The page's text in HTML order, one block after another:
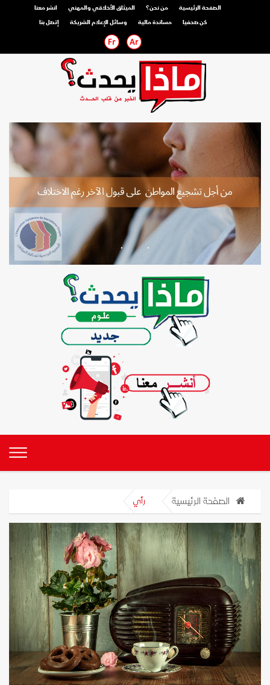
الصفحة الرئيسية من نحن؟ الميثاق الأخلاقي والمهني
انشر معنا
كن صحفيا
مساندة مالية وسائل الإعلام الشريكة إتصل بنا
الصفحة الرئيسية رأي